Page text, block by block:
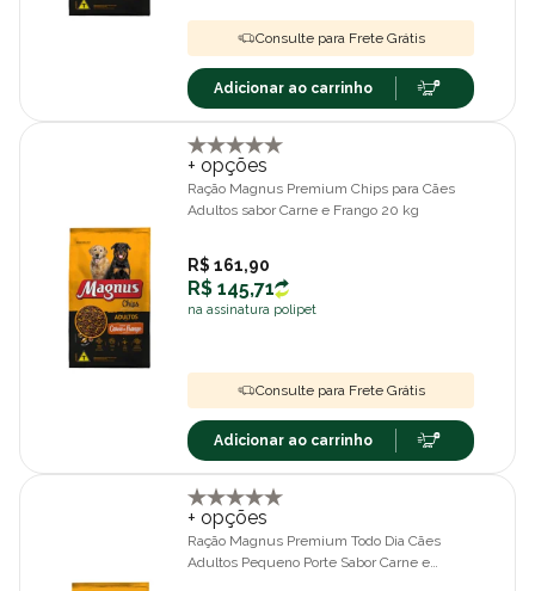
Consulte para Frete Grátis
Adicionar ao carrinho
+ opções
Ração Magnus Premium Chips para Cães
Adultos sabor Carne e Frango 20 kg
R$ 161,90
R$ 145,71
na assinatura polipet
Consulte para Frete Grátis
Adicionar ao carrinho
+ opções
Ração Magnus Premium Todo Dia Cães
Adultos Pequeno Porte Sabor Carne e